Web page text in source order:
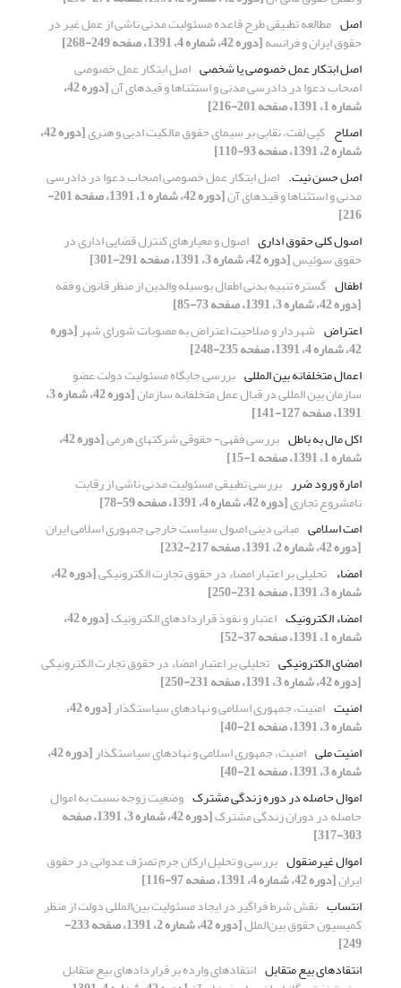
اصل مطالعه تطبیقی طرح قاعده مسئولیت مدنی ناشی از عمل غیر در
حقوق ایران و فرانسه[دوره 42، شماره 4، 1391، صفحه 249-268]
اصل ابتکار عمل خصوصی یا شخصی اصل ابتکار عمل خصوصی
اصحاب دعوا در دادرسی مدنی و استثناها و قیدهای آن [دوره 42،
شماره 1، 1391، صفحه 201-216]
اصلاح کپی لفت، نقابی بر سیمای حقوق مالکیت ادبی و هنری [دوره 42،
شماره 2، 1391، صفحه 93-110]
اصل حسن نیت. اصل ابتکار عمل خصوصی اصحاب دعوا در دادرسی
مدنی و استثناها و قیدهای آن [دوره 42، شماره 1، 1391، صفحه 201-
216]
اصول کلی حقوق اداری اصول و معیارهای کنترل قضایی اداری در
حقوق سوئیس[دوره 42، شماره 3، 1391، صفحه 291-301]
اطفال گستره تنبیه بدنی اطفال بوسیله والدین از منظر قانون و فقه
[دوره 42، شماره 3، 1391، صفحه 73-85]
اعتراض شهردار و صلاحیت اعتراض به مصوبات شورای شهر[دوره
42، شماره 4، 1391، صفحه 235-248]
اعمال متخلفانه بین المللی بررسی جایگاه مسئولیت دولت عضوِ
سازمان بین المللی در قبال عمل متخلفانه سازمان [دوره 42، شماره 3،
1391، صفحه 127-141]
اکل مال به باطل بررسی فقهی- حقوقی شرکتهای هرمی [دوره 42،
شماره 1، 1391، صفحه 1-15]
امارة ورود ضرر بررسی تطبیقی مسئولیت مدنی ناشی از رقابت
نامشروع تجاری[دوره 42، شماره 4، 1391، صفحه 59-78]
امت اسلامی مبانی دینی اصول سیاست خارجی جمهوری اسلامی ایران
[دوره 42، شماره 2، 1391، صفحه 217-232]
امضاء تحلیلی بر اعتبار امضاء در حقوق تجارت الکترونیکی [دوره 42،
شماره 3، 1391، صفحه 231-250]
امضاء الکترونیک اعتبار و نفوذ قراردادهای الکترونیک [دوره 42،
شماره 1، 1391، صفحه 37-52]
امضای الکترونیکی تحلیلی بر اعتبار امضاء در حقوق تجارت الکترونیکی
[دوره 42، شماره 3، 1391، صفحه 231-250]
امنیت امنیت، جمهوری اسلامی و نهادهای سیاستگذار [دوره 42،
شماره 3، 1391، صفحه 21-40]
امنیت ملی امنیت، جمهوری اسلامی و نهادهای سیاستگذار [دوره 42،
شماره 3، 1391، صفحه 21-40]
اموال حاصله در دوره زندگی مشترک وضعیت زوجه نسبت به اموال
حاصله در دوران زندگی مشترک [دوره 42، شماره 3، 1391، صفحه
303-317]
اموال غیرمنقول بررسی و تحلیل ارکان جرم تصرّف عدوانی در حقوق
ایران[دوره 42، شماره 4، 1391، صفحه 97-116]
انتساب نقش شرط فراگیر در ایجاد مسئولیت بین‌المللی دولت از منظر
کمیسیون حقوق ‌بین‌الملل [دوره 42، شماره 2، 1391، صفحه 233-
249]
انتقادهای بیع متقابل انتقادهای وارده بر قراردادهای بیع متقابل